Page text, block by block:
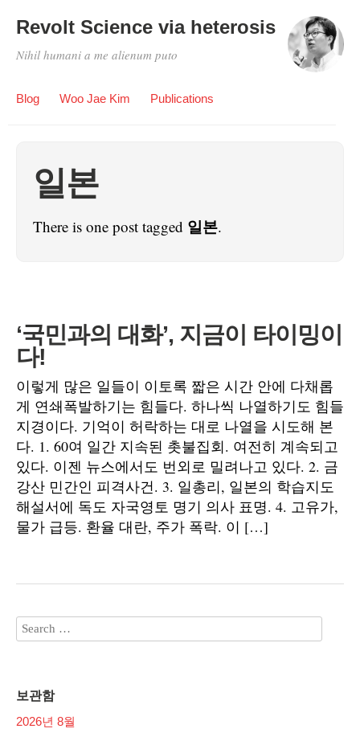
Revolt Science via heterosis
Nihil humani a me alienum puto
Blog Woo Jae Kim Publications
일본
There is one post tagged 일본.
‘국민과의 대화’, 지금이 타이밍이
다!
이렇게 많은 일들이 이토록 짧은 시간 안에 다채롭
게 연쇄폭발하기는 힘들다. 하나씩 나열하기도 힘들
지경이다. 기억이 허락하는 대로 나열을 시도해 본
다. 1. 60여 일간 지속된 촛불집회. 여전히 계속되고
있다. 이젠 뉴스에서도 번외로 밀려나고 있다. 2. 금
강산 민간인 피격사건. 3. 일총리, 일본의 학습지도
해설서에 독도 자국영토 명기 의사 표명. 4. 고유가,
물가 급등. 환율 대란, 주가 폭락. 이 […]
보관함
2026년 8월